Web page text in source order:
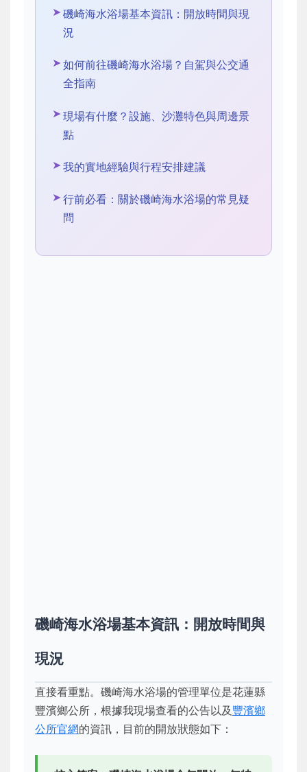
磯崎海水浴場基本資訊：開放時間與現
況
如何前往磯崎海水浴場？自駕與公交通
全指南
現場有什麼？設施、沙灘特色與周邊景
點
我的實地經驗與行程安排建議
行前必看：關於磯崎海水浴場的常見疑
問
磯崎海水浴場基本資訊：開放時間與
現況
直接看重點。磯崎海水浴場的管理單位是花蓮縣
豐濱鄉公所，根據我現場查看的公告以及 豐濱鄉
公所官網的資訊，目前的開放狀態如下：